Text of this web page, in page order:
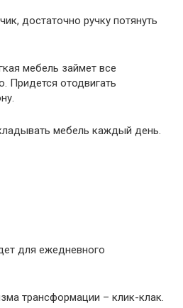
достаточно ручку потянуть
мебель займет все
Придется отодвигать
мебель каждый день.
для ежедневного
трансформации – клик-клак.